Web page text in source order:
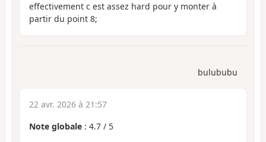
effectivement c est assez hard pour y monter à
partir du point 8;
bulububu
22 avr. 2026 à 21:57
Note globale : 4.7 / 5